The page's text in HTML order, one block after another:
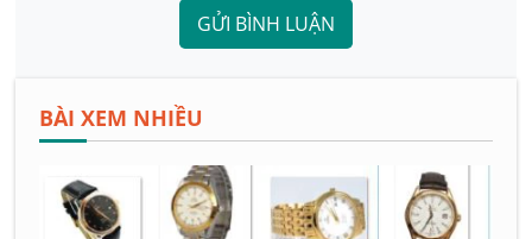
GỬI BÌNH LUẬN
BÀI XEM NHIỀU